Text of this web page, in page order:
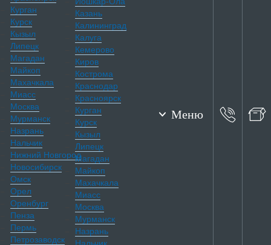
Курган
Курск
Кызыл
Липецк
Магадан
Майкоп
Махачкала
Миасс
Москва
Мурманск
Назрань
Нальчик
Нижний Новгород
Новосибирск
Омск
Орел
Оренбург
Пенза
Пермь
Петрозаводск
Меню
Казань
Калининград
Калуга
Кемерово
Киров
Кострома
Краснодар
Красноярск
Курган
Курск
Кызыл
Липецк
Магадан
Майкоп
Махачкала
Миасс
Москва
Мурманск
Назрань